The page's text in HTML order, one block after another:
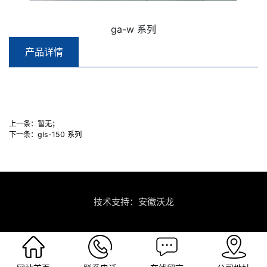
ga-w 系列
产品详情
上一条： 暂无；
下一条： gls-150 系列
技术支持：安徽沃龙